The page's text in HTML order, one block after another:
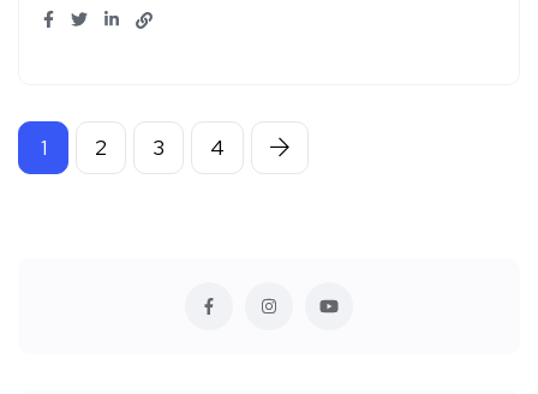
1 2 3 4